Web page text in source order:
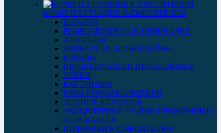
КОМПЛЕКТУЮЩИЕ К СМЕСИТЕЛЯМ
ШЛАНГИ
РЕМКОМПЛЕКТЫ И ПРОКЛАДКИ
АЭРАТОРЫ
ДЕРЖАТЕЛИ, КРОНШТЕЙНЫ
ИЗЛИВЫ
ПЕРЕКЛЮЧАТЕЛИ ПЕРЕХОДНИКИ
ЛЕЙКИ
КАРТРИДЖИ
КРАН-БУКСЫ МАХОВИКИ
ДОННЫЕ КЛАПАНЫ
ЭКСЦЕНТРИКИ / ГАЙКИ ПРИЖИМНЫЕ /
ОТРАЖАТЕЛИ
ПОДВОДКИ К СМЕСИТЕЛЯМ